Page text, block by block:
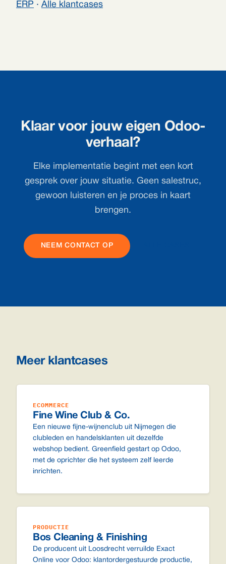
ERP · Alle klantcases
Klaar voor jouw eigen Odoo-
verhaal?
Elke implementatie begint met een kort
gesprek over jouw situatie. Geen salestruc,
gewoon luisteren en je proces in kaart
brengen.
NEEM CONTACT OP
Meer klantcases
ECOMMERCE
Fine Wine Club & Co.
Een nieuwe fijne-wijnenclub uit Nijmegen die
clubleden en handelsklanten uit dezelfde
webshop bedient. Greenfield gestart op Odoo,
met de oprichter die het systeem zelf leerde
inrichten.
PRODUCTIE
Bos Cleaning & Finishing
De producent uit Loosdrecht verruilde Exact
Online voor Odoo: klantordergestuurde productie,